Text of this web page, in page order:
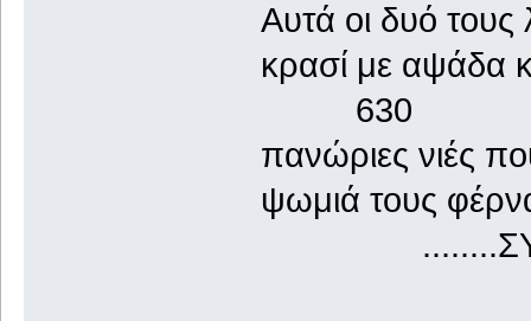
Αυτά οι δυό τους
κρασί με αψάδα
630
πανώριες νιές
ψωμιά τους